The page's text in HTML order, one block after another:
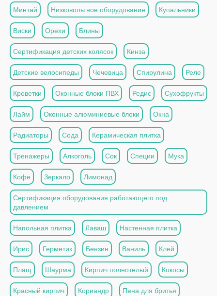
Минтай Низковольтное оборудование Купальники
Виски Орехи Блины
Сертификация детских колясок Кинза
Детские велосипеды Чечевица Спирулина Реле
Креветки Оконные блоки ПВХ Редис Сухофрукты
Лайм Оконные алюминиевые блоки Окна
Радиаторы Сода Керамическая плитка
Тренажеры Алкоголь Сок Специи Мука
Кофе Зеркало Лимонад
Сертификация оборудования работающего под
давлением
Напольная плитка Лаваш Настенная плитка
Ирис Герметик Бензин Ваниль Клей
Плащ Шаурма Кирпич полнотелый Кокосы
Красный кирпич Кориандр Пена для бритья